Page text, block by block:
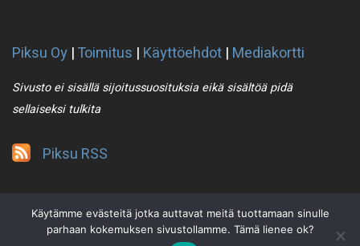
Piksu Oy |Toimitus | Käyttöehdot | Mediakortti
Sivusto ei sisällä sijoitussuosituksia eikä sisältöä pidä
sellaiseksi tulkita
Piksu RSS
Käytämme evästeitä jotka auttavat meitä tuottamaan sinulle
parhaan kokemuksen sivustollamme. Tämä lienee ok?